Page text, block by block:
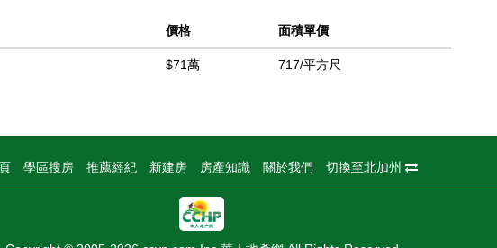
價格 面積單價
$71萬 717/平方尺
學區搜房 推薦經紀 新建房 房產知識 關於我們 切換至北加州